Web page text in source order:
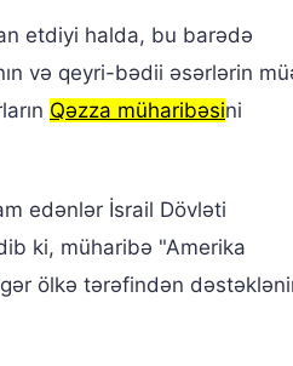
etdiyi halda, bu barədə
və qeyri-bədii əsərlərin
Qəzza müharibəsini
edənlər İsrail Dövləti
ki, müharibə "Amerika
ölkə tərəfindən